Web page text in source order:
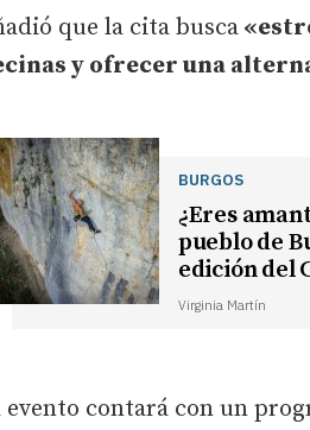
que la cita busca
y ofrecer una
BURGOS
¿Eres
pueblo de
edición del
Virginia Martín
evento contará con un